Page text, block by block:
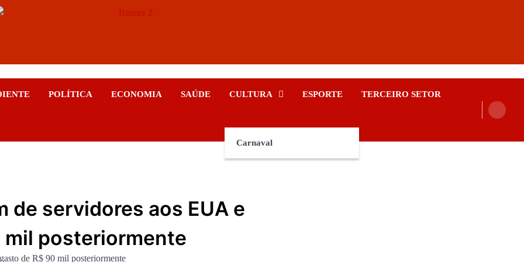
POLÍTICA ECONOMIA SAÚDE CULTURA
Carnaval
ESPORTE TERCEIRO SETOR
de servidores aos EUA e
mil posteriormente